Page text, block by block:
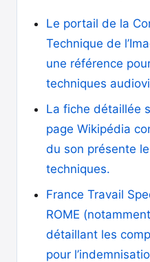
Le portail de la
Technique de
une référence
techniques
La fiche détaillée
page Wikipédia
du son présente
techniques.
France Travail
ROME
détaillant les
pour